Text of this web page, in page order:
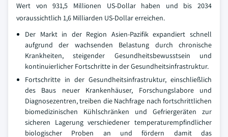
Wert von 931,5 Millionen US-Dollar haben und bis 2034
voraussichtlich 1,6 Milliarden US-Dollar erreichen.
Der Markt in der Region Asien-Pazifik expandiert schnell
aufgrund der wachsenden Belastung durch chronische
Krankheiten, steigender Gesundheitsbewusstsein und
kontinuierlicher Fortschritte in der Gesundheitsinfrastruktur.
Fortschritte in der Gesundheitsinfrastruktur, einschließlich
des Baus neuer Krankenhäuser, Forschungslabore und
Diagnosezentren, treiben die Nachfrage nach fortschrittlichen
biomedizinischen Kühlschränken und Gefriergeräten zur
sicheren Lagerung verschiedener temperaturempfindlicher
biologischer Proben an und fördern damit das